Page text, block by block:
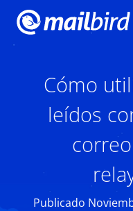
Cómo
leídos
Publicado